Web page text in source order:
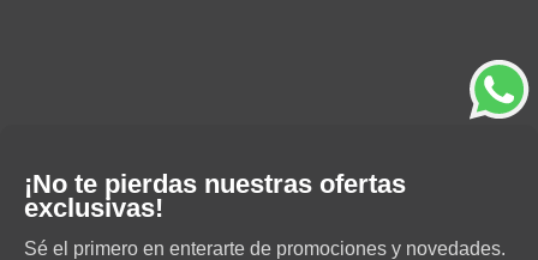
¡No te pierdas nuestras ofertas
exclusivas!
Sé el primero en enterarte de promociones y novedades.